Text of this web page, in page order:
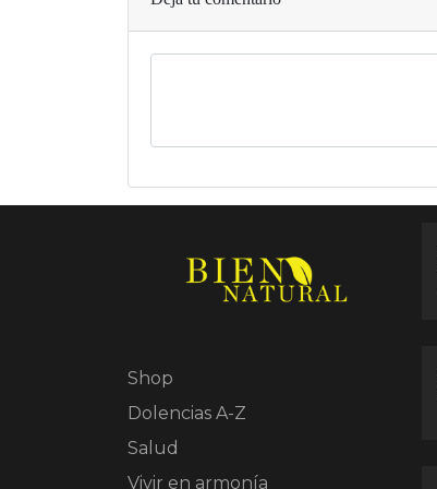
Shop
Dolencias A-Z
Salud
Vivir en armonía